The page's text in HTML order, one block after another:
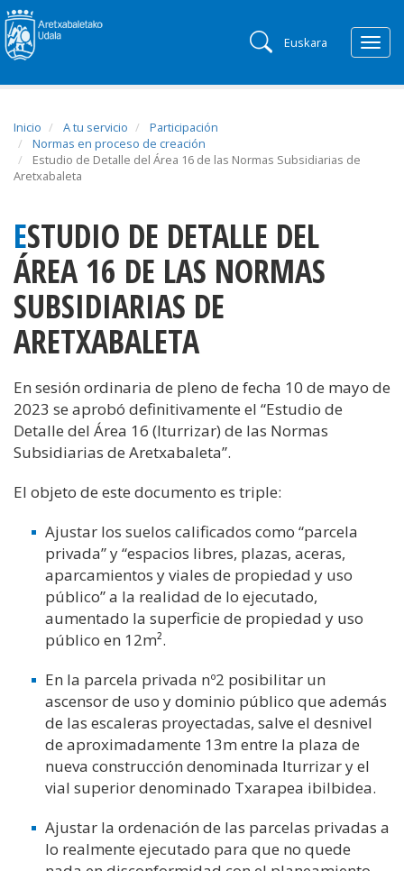
Euskara
Inicio A tu servicio
Participación
Normas en proceso de creación
Estudio de Detalle del Área 16 de las Normas Subsidiarias de
Aretxabaleta
ESTUDIO DE DETALLE DEL
ÁREA 16 DE LAS NORMAS
SUBSIDIARIAS DE
ARETXABALETA
En sesión ordinaria de pleno de fecha 10 de mayo de
2023 se aprobó definitivamente el “Estudio de
Detalle del Área 16 (Iturrizar) de las Normas
Subsidiarias de Aretxabaleta”.
El objeto de este documento es triple:
Ajustar los suelos calificados como “parcela
privada” y “espacios libres, plazas, aceras,
aparcamientos y viales de propiedad y uso
público” a la realidad de lo ejecutado,
aumentado la superficie de propiedad y uso
público en 12m².
En la parcela privada nº2 posibilitar un
ascensor de uso y dominio público que además
de las escaleras proyectadas, salve el desnivel
de aproximadamente 13m entre la plaza de
nueva construcción denominada Iturrizar y el
vial superior denominado Txarapea ibilbidea.
Ajustar la ordenación de las parcelas privadas a
lo realmente ejecutado para que no quede